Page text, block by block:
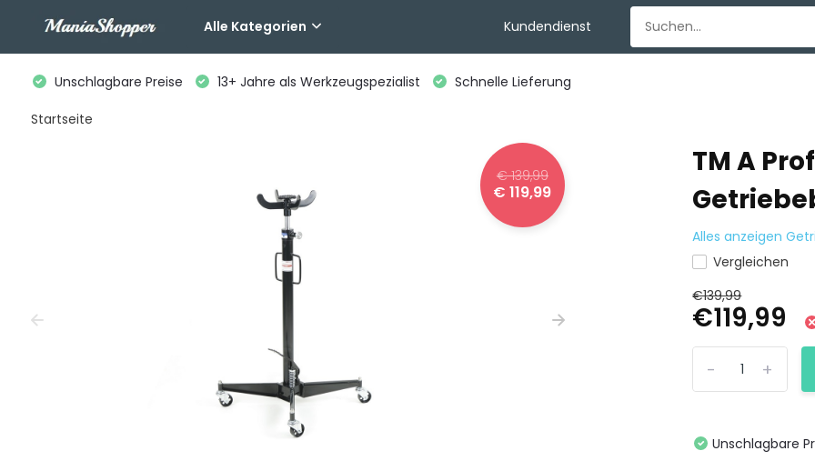
Alle Kategorien Kundendienst
Unschlagbare Preise 13+ Jahre als Werkzeugspezialist Schnelle Lieferung
Startseite
€ 139,99
€ 119,99
TM A
Alles anzeigen
Vergleichen
€139,99
€119,99
+
-
Unschlagbare